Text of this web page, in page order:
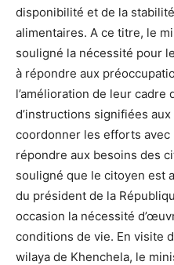
disponibilité et de la
alimentaires. A ce titre, le
souligné la nécessité pour
à répondre aux
l’amélioration de leur cadre
d’instructions signifiées
coordonner les efforts
répondre aux besoins des
souligné que le citoyen est
du président de la
occasion la nécessité
conditions de vie. En visite
wilaya de Khenchela, le